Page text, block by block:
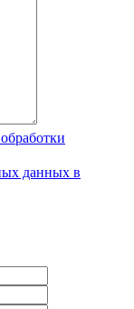
данных в